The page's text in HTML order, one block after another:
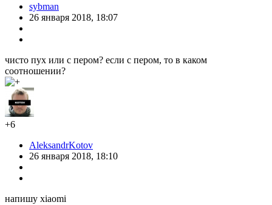
sybman
26 января 2018, 18:07
чисто пух или с пером? если с пером, то в каком
соотношении?
+6
AleksandrKotov
26 января 2018, 18:10
напишу xiaomi